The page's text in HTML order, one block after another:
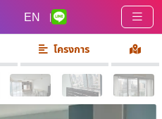
EN |
โครงการ